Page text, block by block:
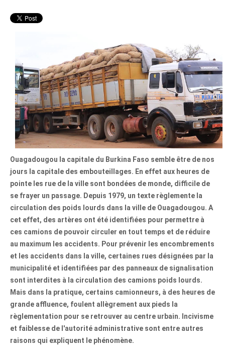
Ouagadougou la capitale du Burkina Faso semble être de nos
jours la capitale des embouteillages. En effet aux heures de
pointe les rue de la ville sont bondées de monde, difficile de
se frayer un passage. Depuis 1979, un texte règlemente la
circulation des poids lourds dans la ville de Ouagadougou. A
cet effet, des artères ont été identifiées pour permettre à
ces camions de pouvoir circuler en tout temps et de réduire
au maximum les accidents. Pour prévenir les encombrements
et les accidents dans la ville, certaines rues désignées par la
municipalité et identifiées par des panneaux de signalisation
sont interdites à la circulation des camions poids lourds.
Mais dans la pratique, certains camionneurs, à des heures de
grande affluence, foulent allègrement aux pieds la
règlementation pour se retrouver au centre urbain. Incivisme
et faiblesse de l'autorité administrative sont entre autres
raisons qui expliquent le phénomène.